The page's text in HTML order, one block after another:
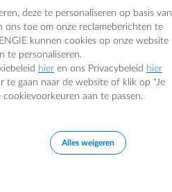
FLASH
deze te personaliseren op basis van
ons toe om onze reclameberichten te
kunnen cookies op onze website
te personaliseren.
hier en ons Privacybeleid hier
te gaan naar de website of klik op "Je
aan te passen.
Alles weigeren